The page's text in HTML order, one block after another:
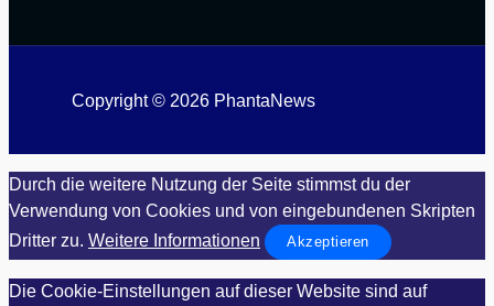
Copyright © 2026 PhantaNews
Durch die weitere Nutzung der Seite stimmst du der
Verwendung von Cookies und von eingebundenen Skripten
Dritter zu. Weitere Informationen Akzeptieren
Die Cookie-Einstellungen auf dieser Website sind auf